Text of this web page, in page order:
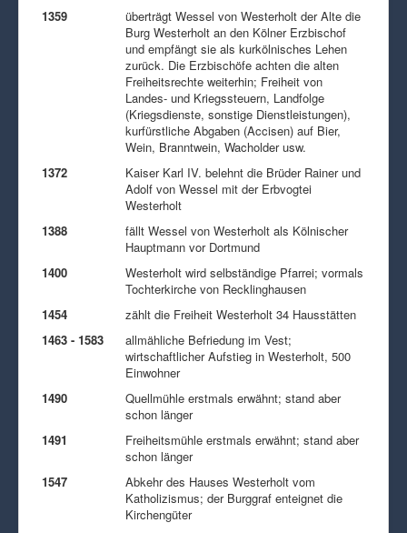
1359
überträgt Wessel von Westerholt der Alte die
Burg Westerholt an den Kölner Erzbischof
und empfängt sie als kurkölnisches Lehen
zurück. Die Erzbischöfe achten die alten
Freiheitsrechte weiterhin; Freiheit von
Landes- und Kriegssteuern, Landfolge
(Kriegsdienste, sonstige Dienstleistungen),
kurfürstliche Abgaben (Accisen) auf Bier,
Wein, Branntwein, Wacholder usw.
1372
Kaiser Karl IV. belehnt die Brüder Rainer und
Adolf von Wessel mit der Erbvogtei
Westerholt
1388
fällt Wessel von Westerholt als Kölnischer
Hauptmann vor Dortmund
1400
Westerholt wird selbständige Pfarrei; vormals
Tochterkirche von Recklinghausen
1454
zählt die Freiheit Westerholt 34 Hausstätten
1463 - 1583
allmähliche Befriedung im Vest;
wirtschaftlicher Aufstieg in Westerholt, 500
Einwohner
1490
Quellmühle erstmals erwähnt; stand aber
schon länger
1491
Freiheitsmühle erstmals erwähnt; stand aber
schon länger
1547
Abkehr des Hauses Westerholt vom
Katholizismus; der Burggraf enteignet die
Kirchengüter